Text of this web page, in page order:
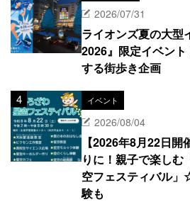
2026/07/31
ライオンズ夏の大型
2026』限定イベン
する街歩き企画
イベント
2026/08/04
【2026年8月22日
りに！親子で楽しむ
空フェスティバル
験も